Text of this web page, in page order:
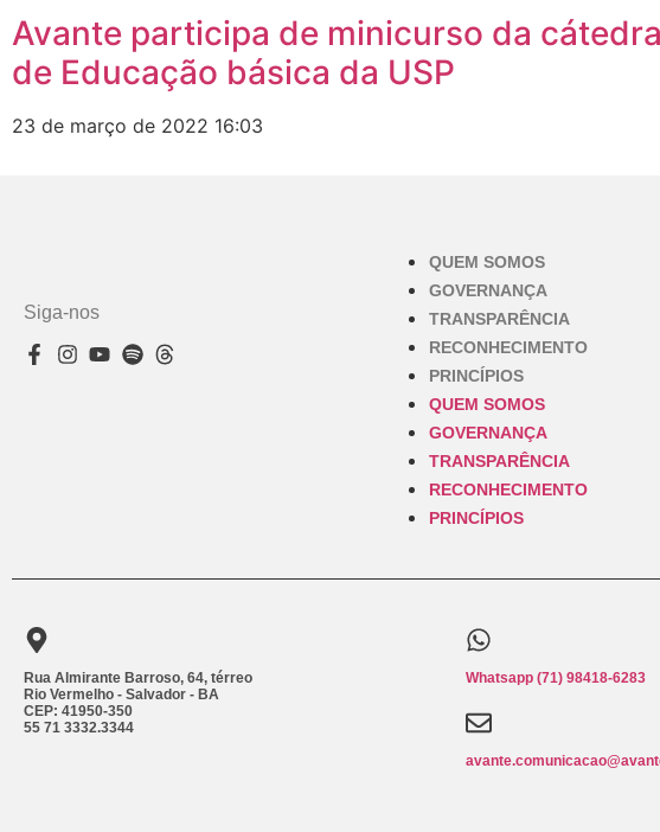
Avante participa de minicurso da cátedra
de Educação básica da USP
23 de março de 2022 16:03
Siga-nos
QUEM SOMOS
GOVERNANÇA
TRANSPARÊNCIA
RECONHECIMENTO
PRINCÍPIOS
QUEM SOMOS
GOVERNANÇA
TRANSPARÊNCIA
RECONHECIMENTO
PRINCÍPIOS
Rua Almirante Barroso, 64, térreo
Rio Vermelho - Salvador - BA
CEP: 41950-350
55 71 3332.3344
Whatsapp (71) 98418-6283